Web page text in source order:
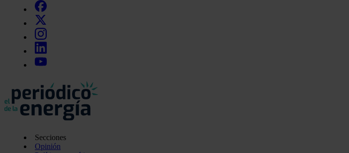
Secciones
Opinión